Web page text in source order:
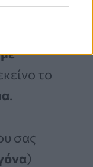
ή
,
το
.
σας
)